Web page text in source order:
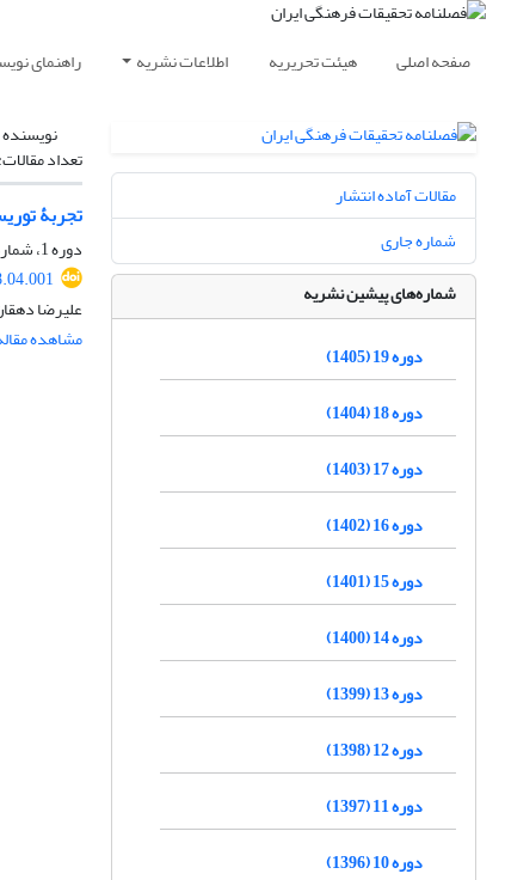
صفحه اصلی هیئت تحریریه اطلاعات نشریه راهنمای
تعداد مقالات:
تجربۀ
دوره 1، شماره 4، زمستان 1387، صفحه
علیرضا
مشاهده
مقالات آماده انتشار
شماره جاری
شماره‌های پیشین نشریه
دوره 19 (1405)
دوره 18 (1404)
دوره 17 (1403)
دوره 16 (1402)
دوره 15 (1401)
دوره 14 (1400)
دوره 13 (1399)
دوره 12 (1398)
دوره 11 (1397)
دوره 10 (1396)